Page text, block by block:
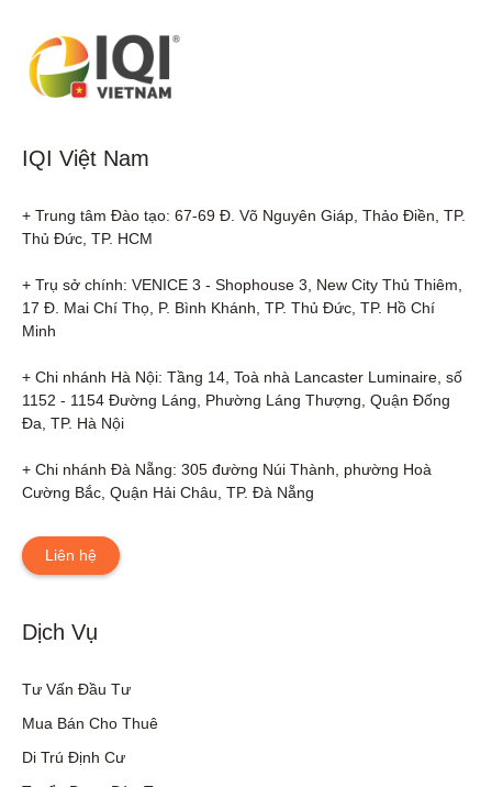
IQI Việt Nam
+ Trung tâm Đào tạo: 67-69 Đ. Võ Nguyên Giáp, Thảo Điền, TP.
Thủ Đức, TP. HCM
+ Trụ sở chính: VENICE 3 - Shophouse 3, New City Thủ Thiêm,
17 Đ. Mai Chí Thọ, P. Bình Khánh, TP. Thủ Đức, TP. Hồ Chí
Minh
+ Chi nhánh Hà Nội: Tầng 14, Toà nhà Lancaster Luminaire, số
1152 - 1154 Đường Láng, Phường Láng Thượng, Quận Đống
Đa, TP. Hà Nội
+ Chi nhánh Đà Nẵng: 305 đường Núi Thành, phường Hoà
Cường Bắc, Quận Hải Châu, TP. Đà Nẵng
Liên hệ
Dịch Vụ
Tư Vấn Đầu Tư
Mua Bán Cho Thuê
Di Trú Định Cư